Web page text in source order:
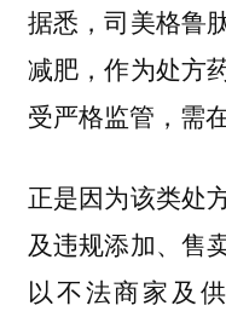
据悉，司美格鲁
减肥，作为处方
受严格监管，需
正是因为该类处
及违规添加、售
以不法商家及